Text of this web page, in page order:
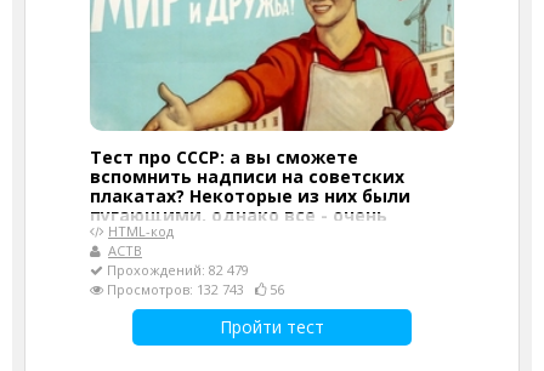
Тест про СССР: а вы сможете
вспомнить надписи на советских
плакатах? Некоторые из них были
пугающими, однако все - очень
мотивирующими
HTML-код
АСТВ
Прохождений: 82 479
Просмотров: 132 743
56
Пройти тест